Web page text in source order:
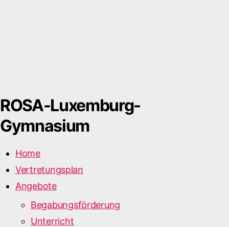
ROSA-Luxemburg-
Gymnasium
Home
Vertretungsplan
Angebote
Begabungsförderung
Unterricht